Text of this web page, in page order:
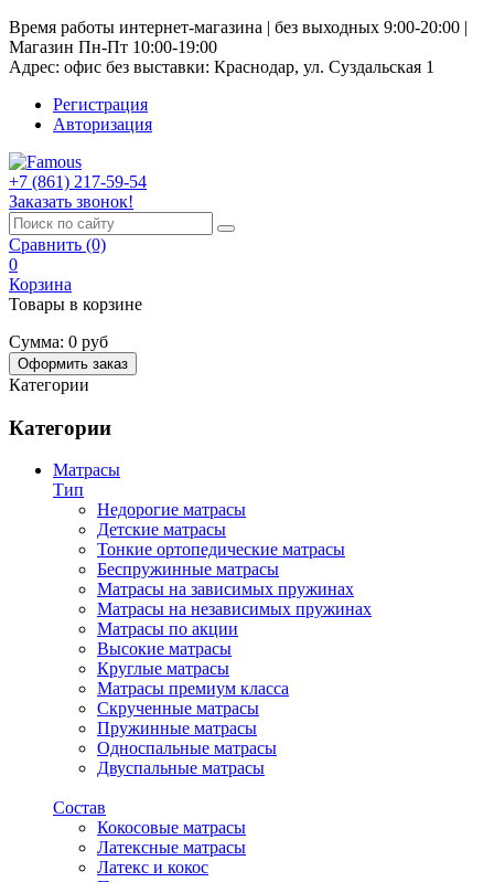
Время работы интернет-магазина | без выходных 9:00-20:00 |
Магазин Пн-Пт 10:00-19:00
Адрес: офис без выставки: Краснодар, ул. Суздальская 1
Регистрация
Авторизация
+7 (861) 217-59-54
Заказать звонок!
Сравнить (0)
0
Корзина
Товары в корзине
Сумма: 0 руб
Оформить заказ
Категории
Категории
Матрасы
Тип
Недорогие матрасы
Детские матрасы
Тонкие ортопедические матрасы
Беспружинные матрасы
Матрасы на зависимых пружинах
Матрасы на независимых пружинах
Матрасы по акции
Высокие матрасы
Круглые матрасы
Матрасы премиум класса
Скрученные матрасы
Пружинные матрасы
Односпальные матрасы
Двуспальные матрасы
Состав
Кокосовые матрасы
Латексные матрасы
Латекс и кокос